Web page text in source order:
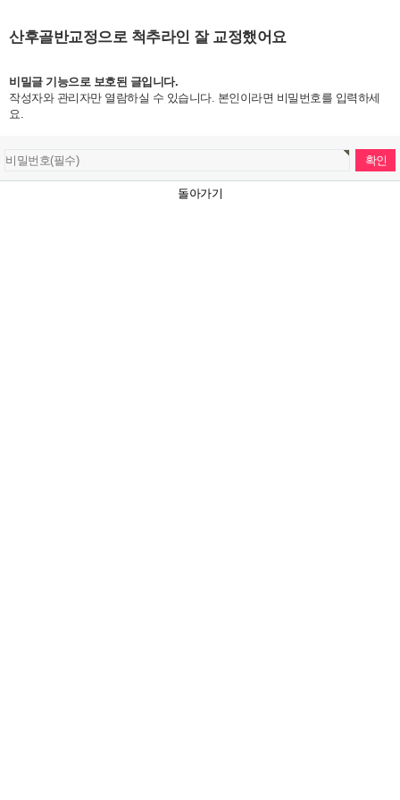
산후골반교정으로 척추라인 잘 교정했어요
비밀글 기능으로 보호된 글입니다.
작성자와 관리자만 열람하실 수 있습니다. 본인이라면 비밀번호를 입력하세
요.
돌아가기